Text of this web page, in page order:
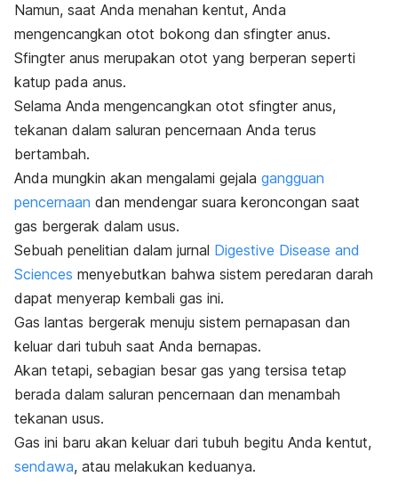
Namun, saat Anda menahan kentut, Anda
mengencangkan otot bokong dan sfingter anus.
Sfingter anus merupakan otot yang berperan seperti
katup pada anus.
Selama Anda mengencangkan otot sfingter anus,
tekanan dalam saluran pencernaan Anda terus
bertambah.
Anda mungkin akan mengalami gejala gangguan
pencernaan dan mendengar suara keroncongan saat
gas bergerak dalam usus.
Sebuah penelitian dalam jurnal Digestive Disease and
Sciences menyebutkan bahwa sistem peredaran darah
dapat menyerap kembali gas ini.
Gas lantas bergerak menuju sistem pernapasan dan
keluar dari tubuh saat Anda bernapas.
Akan tetapi, sebagian besar gas yang tersisa tetap
berada dalam saluran pencernaan dan menambah
tekanan usus.
Gas ini baru akan keluar dari tubuh begitu Anda kentut,
sendawa, atau melakukan keduanya.